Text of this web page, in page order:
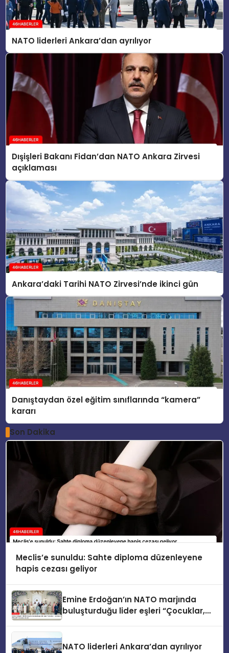
NATO liderleri Ankara’dan ayrılıyor
Dışişleri Bakanı Fidan’dan NATO Ankara Zirvesi
açıklaması
Ankara’daki Tarihi NATO Zirvesi’nde ikinci gün
Danıştaydan özel eğitim sınıflarında “kamera”
kararı
Son Dakika
Meclis’e sunuldu: Sahte diploma düzenleyene
hapis cezası geliyor
Emine Erdoğan’ın NATO marjında
buluşturduğu lider eşleri “Çocuklar,
NATO liderleri Ankara’dan ayrılıyor